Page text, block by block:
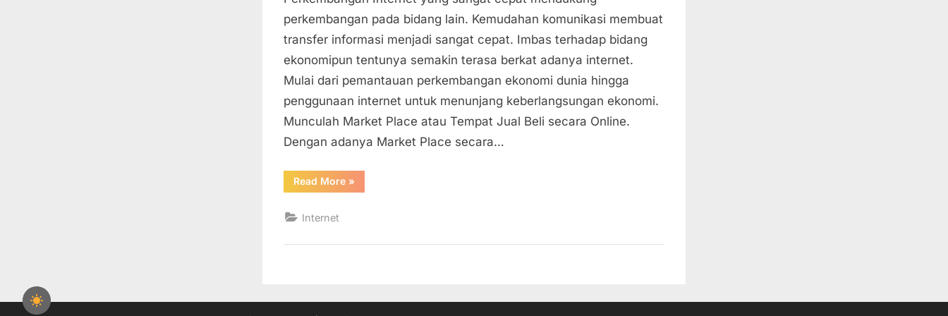
Market
Place
Terbesar
Di
Indonesia
perkembangan pada bidang lain. Kemudahan komunikasi membuat
transfer informasi menjadi sangat cepat. Imbas terhadap bidang
ekonomipun tentunya semakin terasa berkat adanya internet.
Mulai dari pemantauan perkembangan ekonomi dunia hingga
penggunaan internet untuk menunjang keberlangsungan ekonomi.
Munculah Market Place atau Tempat Jual Beli secara Online.
Dengan adanya Market Place secara…
Read More“Situs-
Situs
»
Internet